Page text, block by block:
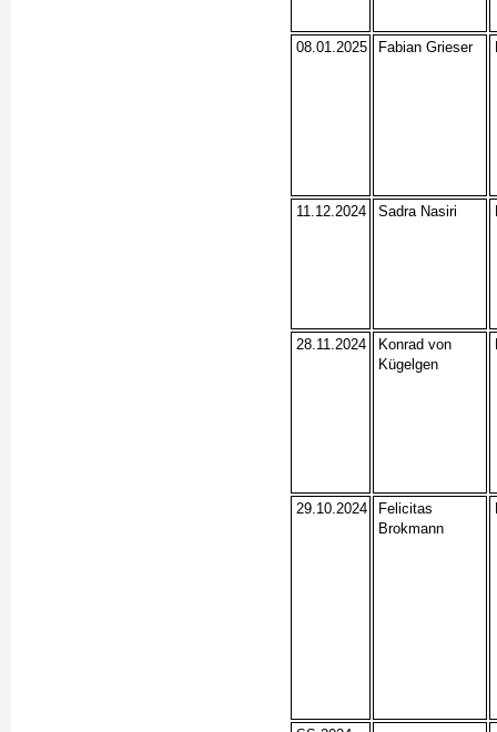
08.01.2025 Fabian Grieser
11.12.2024 Sadra Nasiri
28.11.2024
Konrad von
Kügelgen
29.10.2024
Felicitas
Brokmann